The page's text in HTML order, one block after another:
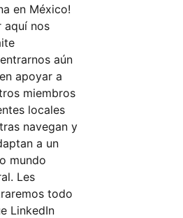
en México!
aquí nos
aún
apoyar a
miembros
locales
navegan y
a un
mundo
Les
todo
LinkedIn